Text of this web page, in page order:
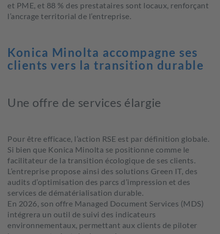
et PME, et 88 % des prestataires sont locaux, renforçant
l’ancrage territorial de l’entreprise.
Konica Minolta accompagne ses
clients vers la transition durable
Une offre de services élargie
Pour être efficace, l’action RSE est par définition globale.
Si bien que Konica Minolta se positionne comme le
facilitateur de la transition écologique de ses clients.
L’entreprise propose ainsi des solutions Green IT, des
audits d’optimisation des parcs d’impression et des
services de dématérialisation durable.
En 2026, son offre Managed Document Services (MDS)
intégrera un outil de suivi des indicateurs
environnementaux, permettant aux clients de piloter